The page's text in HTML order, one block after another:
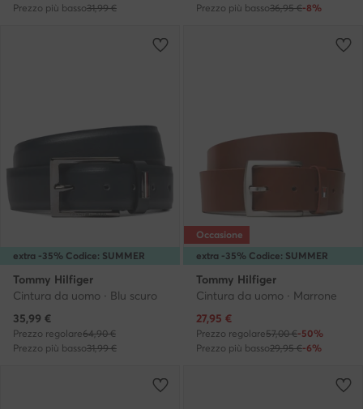
Prezzo più basso31,99 €
Prezzo più basso36,95 €-8%
extra -35% Codice: SUMMER
Tommy Hilfiger
Cintura da uomo · Blu scuro
Prezzo attuale
35,99 €
Prezzo regolare64,90 €
Prezzo più basso31,99 €
extra -35% Codice: SUMMER
Occasione
Tommy Hilfiger
Cintura da uomo · Marrone
Prezzo attuale
27,95 €
Prezzo regolare57,00 €-50%
Prezzo più basso29,95 €-6%